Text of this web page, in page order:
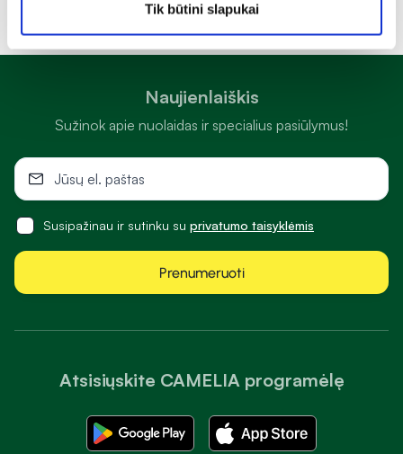
Tik būtini slapukai
Atsisiųskite CAMELIA programėlę
Naujienlaiškis
Sužinok apie nuolaidas ir specialius pasiūlymus!
Susipažinau ir sutinku su privatumo taisyklėmis
Prenumeruoti